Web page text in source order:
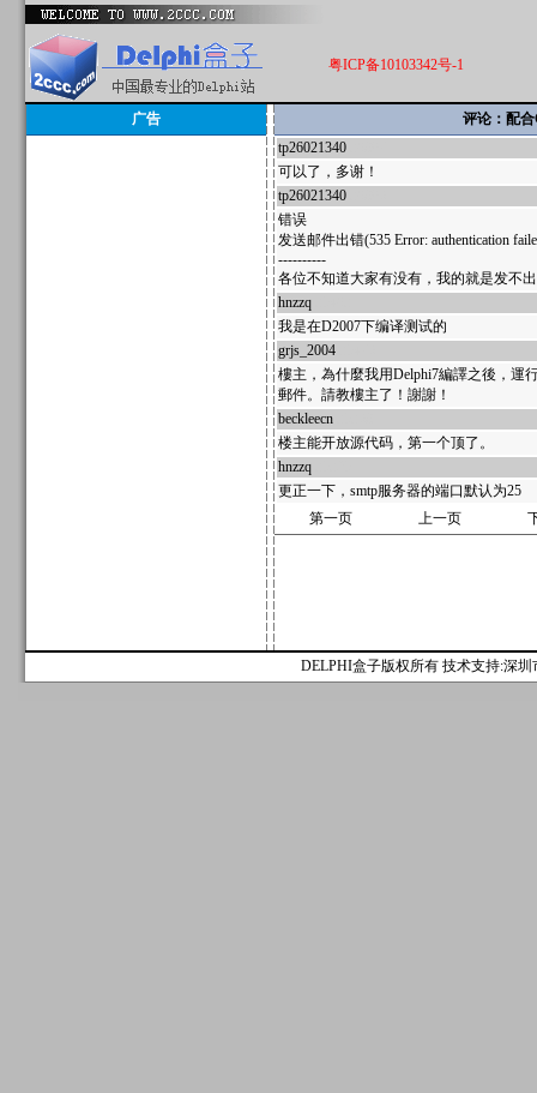
粤ICP备10103342号-1
广告
评论：配
tp26021340
可以了，多谢！
tp26021340
错误
发送邮件出错(535 Error: authentication
----------
各位不知道大家有没有，我的就是发不
hnzzq
我是在D2007下编译测试的
grjs_2004
樓主，為什麼我用Delphi7編譯之後，運
郵件。請教樓主了！謝謝！
beckleecn
楼主能开放源代码，第一个顶了。
hnzzq
更正一下，smtp服务器的端口默认为25
第一页
上一页
DELPHI盒子版权所有 技术支持:深